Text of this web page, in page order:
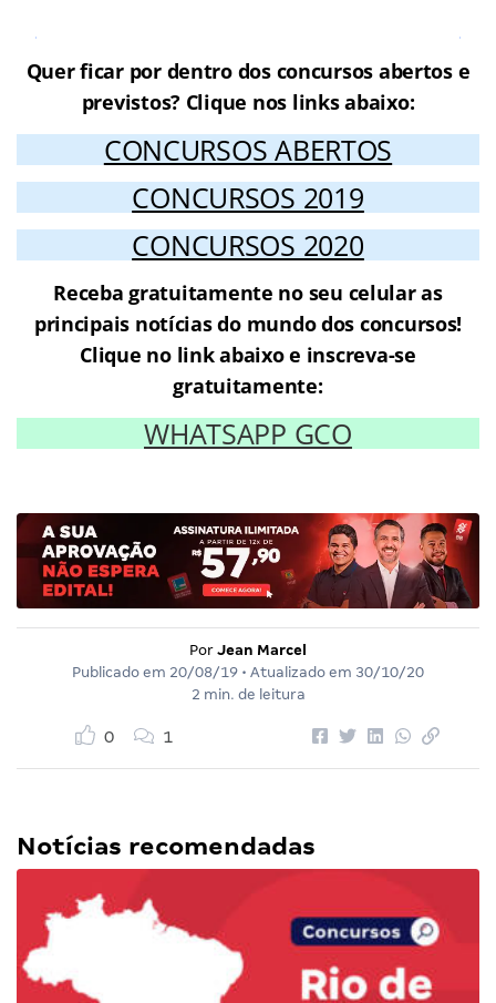
Quer ficar por dentro dos concursos abertos e
previstos? Clique nos links abaixo:
CONCURSOS ABERTOS
CONCURSOS 2019
CONCURSOS 2020
Receba gratuitamente no seu celular as
principais notícias do mundo dos concursos!
Clique no link abaixo e inscreva-se
gratuitamente:
WHATSAPP GCO
Por Jean Marcel
Publicado em 20/08/19 • Atualizado em 30/10/20
2 min. de leitura
0 1
Notícias recomendadas